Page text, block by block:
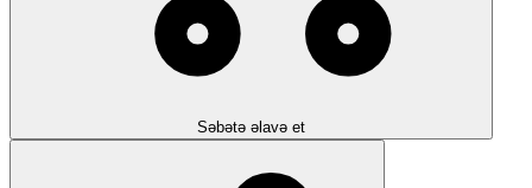
Səbətə əlavə et